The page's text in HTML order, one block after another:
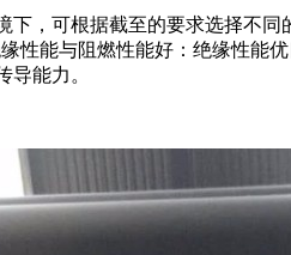
，可根据截至的要求选择不
能与阻燃性能好：绝缘性能
能力。